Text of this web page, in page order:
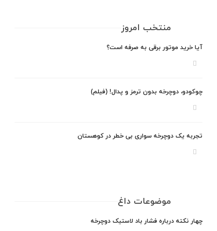
منتخب امروز
آیا خرید موتور برقی به صرفه است؟
چوکودو، دوچرخه بدون ترمز و پدال! (فیلم)
تجربه یک دوچرخه سواری بی خطر در کوهستان
موضوعات داغ
چهار نکته درباره فشار باد لاستیک دوچرخه